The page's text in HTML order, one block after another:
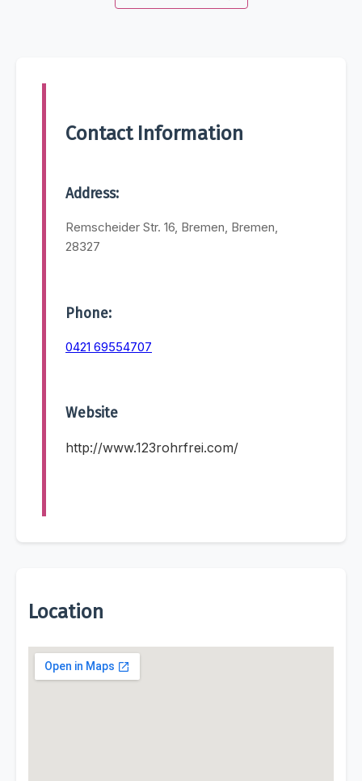
Contact Information
Address:
Remscheider Str. 16, Bremen, Bremen,
28327
Phone:
0421 69554707
Website
http://www.123rohrfrei.com/
Location